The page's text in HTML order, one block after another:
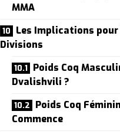
MMA
Les Implications pour
Divisions
Poids Coq
Dvalishvili ?
Poids Coq
Commence